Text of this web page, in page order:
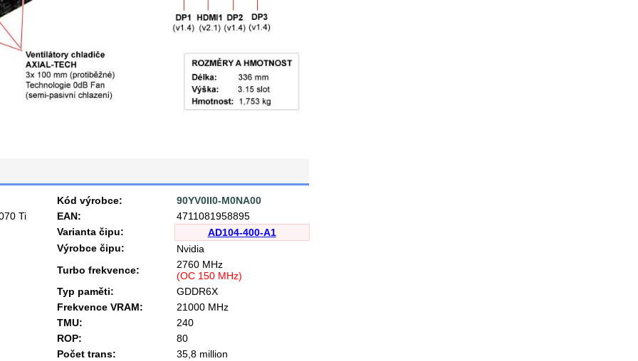
Ti
Kód výrobce:
90YV0II0-M0NA00
EAN:
4711081958895
Varianta čipu:
AD104-400-A1
Výrobce čipu:
Nvidia
Turbo frekvence:
2760 MHz
(OC 150 MHz)
Typ paměti:
GDDR6X
Frekvence VRAM:
21000 MHz
TMU:
240
ROP:
80
Počet trans:
35,8 million